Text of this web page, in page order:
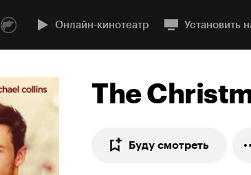
Онлайн-кинотеатр Установить
The
Буду смотреть